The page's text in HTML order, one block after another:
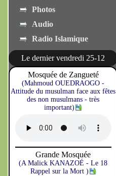
Photos
Audio
Radio Islamique
Le dernier vendredi 25-12
Mosquée de Zangueté
(Mahmoud OUEDRAOGO -
Attitude du musulman face aux fêtes
des non musulmans - très
important)
Grande Mosquée
(A Malick KANAZOÉ - Le 18
Rappel sur la Mort )